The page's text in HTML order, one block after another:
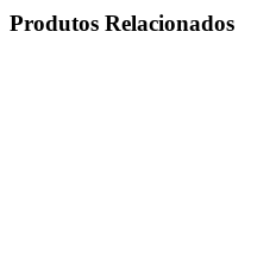
Produtos Relacionados